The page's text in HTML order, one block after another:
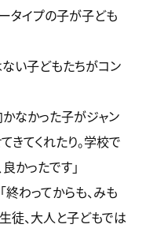
タイプの子が子ども
ない子どもたちがコン
なかった子がジャン
きてくれたり。学校で
かったです」
終わってからも、みも
徒、大人と子どもでは